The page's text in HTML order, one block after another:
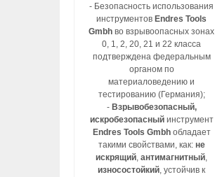
- Безопасность использования
инструментов Endres Tools
Gmbh во взрывоопасных зонах
0, 1, 2, 20, 21 и 22 класса
подтверждена федеральным
органом по
материаловедению и
тестированию (Германия);
- Взрывобезопасный,
искробезопасныйинструмент
Endres Tools Gmbhобладает
такими свойствами, как: не
искрящий,антимагнитный,
износостойкий, устойчив к